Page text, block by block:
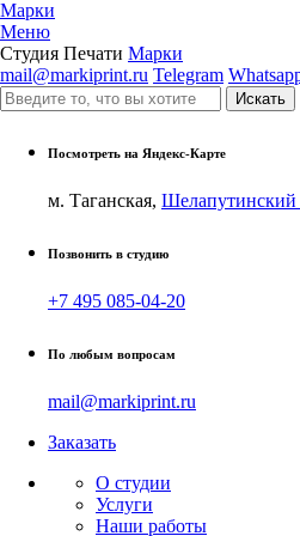
Марки
Меню
Студия Печати Марки
mail@markiprint.ru Telegram
Посмотреть на Яндекс-Карте
м. Таганская, Шелапутинский
Позвонить в студию
+7 495 085-04-20
По любым вопросам
mail@markiprint.ru
Заказать
О студии
Услуги
Наши работы